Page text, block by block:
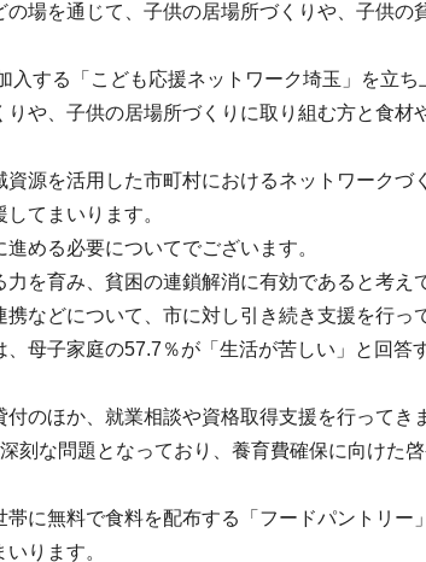
場を通じて、子供の居場所づくりや、子供の
する「こども応援ネットワーク埼玉」を立ち
や、子供の居場所づくりに取り組む方と食材
源を活用した市町村におけるネットワークづ
てまいります。
める必要についてでございます。
を育み、貧困の連鎖解消に有効であると考え
などについて、市に対し引き続き支援を行っ
母子家庭の57.7％が「生活が苦しい」と回答
のほか、就業相談や資格取得支援を行ってき
刻な問題となっており、養育費確保に向けた
に無料で食料を配布する「フードパントリー
ります。